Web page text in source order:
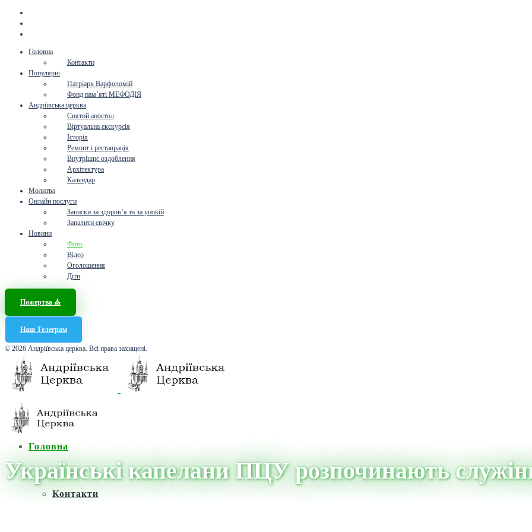
Головна
Контакти
Популярні
Патріарх Варфоломій
Фонд пам’яті МЕФОДІЯ
Андріївська церква
Святий апостол
Віртуальна екскурсія
Історія
Ремонт і реставрація
Внутрішнє оздоблення
Архітектура
Календар
Молитва
Онлайн послуги
Записки за здоров’я та за упокій
Запалити свічку
Новини
Фото
Відео
Оголошення
Діти
Пожертва ⛪️
Наш Телеграм
© 2026 Андріївська церква. Всі права захищені.
Головна
Контакти
Українські капелани ПЦУ розпочинають